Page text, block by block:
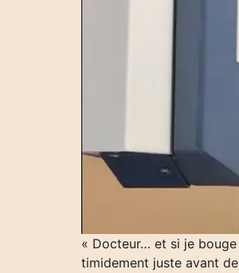
« Docteur… et si je bouge
timidement juste avant